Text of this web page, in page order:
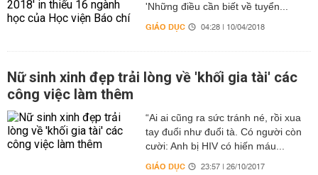
'Những điều cần biết về tuyển...
GIÁO DỤC 04:28 | 10/04/2018
Nữ sinh xinh đẹp trải lòng về 'khối gia tài' các
công việc làm thêm
“Ai ai cũng ra sức tránh né, rồi xua
tay đuổi như đuổi tà. Có người còn
cười: Anh bị HIV có hiến máu...
GIÁO DỤC 23:57 | 26/10/2017